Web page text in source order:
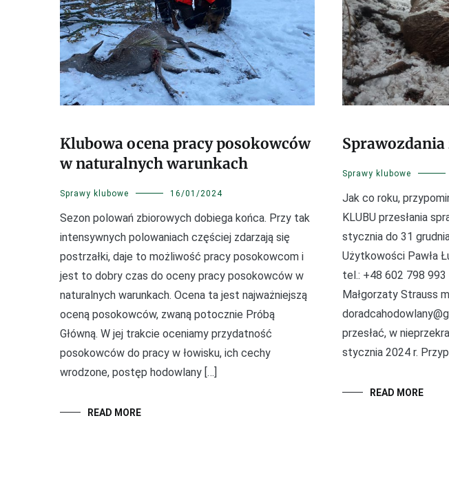
Klubowa ocena pracy posokowców
w naturalnych warunkach
Sprawy klubowe 16/01/2024
Sezon polowań zbiorowych dobiega końca. Przy tak
intensywnych polowaniach częściej zdarzają się
postrzałki, daje to możliwość pracy posokowcom i
jest to dobry czas do oceny pracy posokowców w
naturalnych warunkach. Ocena ta jest najważniejszą
oceną posokowców, zwaną potocznie Próbą
Główną. W jej trakcie oceniamy przydatność
posokowców do pracy w łowisku, ich cechy
wrodzone, postęp hodowlany […]
READ MORE
Sprawozdania
Sprawy klubowe
Jak co roku,
KLUBU przesłania
stycznia do 31
Użytkowości Pawła
tel.: +48 602 798
Małgorzaty Strauss
przesłać, w
stycznia 2024 r.
READ MORE